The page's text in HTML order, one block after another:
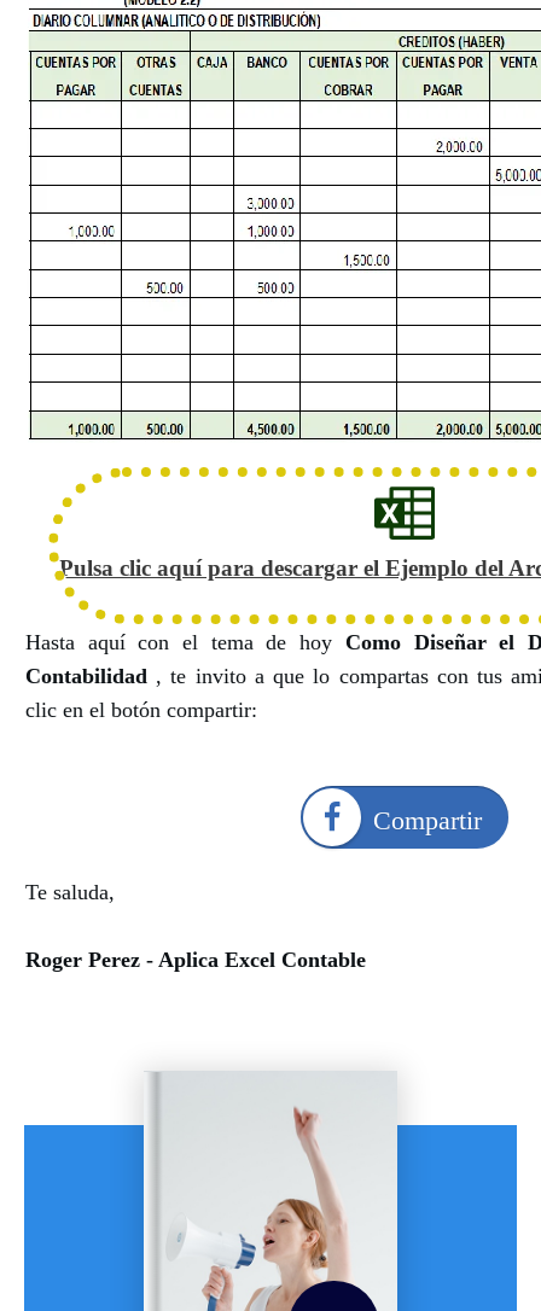
Pulsa clic aquí para descargar el Ejemplo del
Hasta aquí con el tema de hoy Como Diseñar el
Contabilidad , te invito a que lo compartas con tus
clic en el botón compartir:
Compartir
Te saluda,
Roger Perez - Aplica Excel Contable